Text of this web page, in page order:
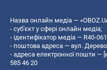
Назва онлайн медіа —
- суб'єкт у сфері онлайн медіа;
- ідентифікатор медіа — R40-
- поштова адреса — вул.
- адреса електронної пошти —
585 46 20